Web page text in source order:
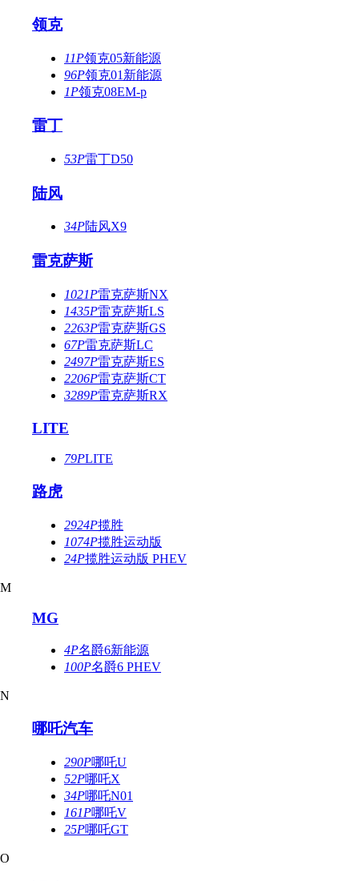
领克
11P领克05新能源
96P领克01新能源
1P领克08EM-p
雷丁
53P雷丁D50
陆风
34P陆风X9
雷克萨斯
1021P雷克萨斯NX
1435P雷克萨斯LS
2263P雷克萨斯GS
67P雷克萨斯LC
2497P雷克萨斯ES
2206P雷克萨斯CT
3289P雷克萨斯RX
LITE
79PLITE
路虎
2924P揽胜
1074P揽胜运动版
24P揽胜运动版 PHEV
M
MG
4P名爵6新能源
100P名爵6 PHEV
N
哪吒汽车
290P哪吒U
52P哪吒X
34P哪吒N01
161P哪吒V
25P哪吒GT
O